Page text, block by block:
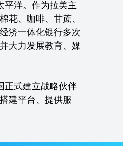
平洋。作为拉美主
花、咖啡、甘蔗、
济一体化银行多次
大力发展教育、媒
正式建立战略伙伴
建平台、提供服